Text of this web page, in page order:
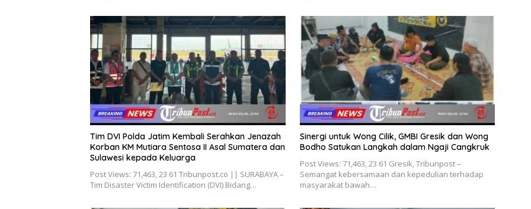
Tim DVI Polda Jatim Kembali Serahkan Jenazah
Korban KM Mutiara Sentosa II Asal Sumatera dan
Sulawesi kepada Keluarga
Post Views: 71,463, 23 61 Tribunpost.co || SURABAYA –
Tim Disaster Victim Identification (DVI) Bidang…
Sinergi untuk Wong Cilik, GMBI Gresik dan Wong
Bodho Satukan Langkah dalam Ngaji Cangkruk
Post Views: 71,463, 23 61 Gresik, Tribunpost –
Semangat kebersamaan dan kepedulian terhadap
masyarakat bawah…